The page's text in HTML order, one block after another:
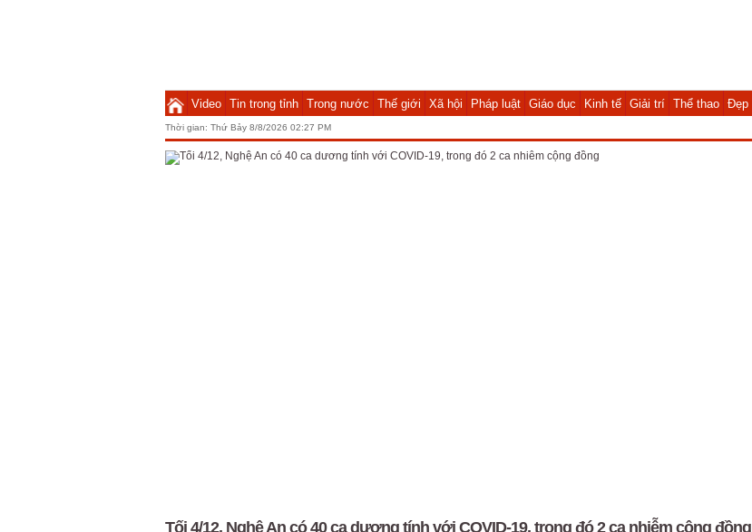
Video Tin trong tỉnh Trong nước Thế giới Xã hội Pháp luật Giáo dục Kinh tế Giải trí Thể thao Đẹp
Thời gian: Thứ Bảy 8/8/2026 02:27 PM
Tối 4/12, Nghệ An có 40 ca dương tính với COVID-19, trong đó 2 ca nhiễm cộng đồng